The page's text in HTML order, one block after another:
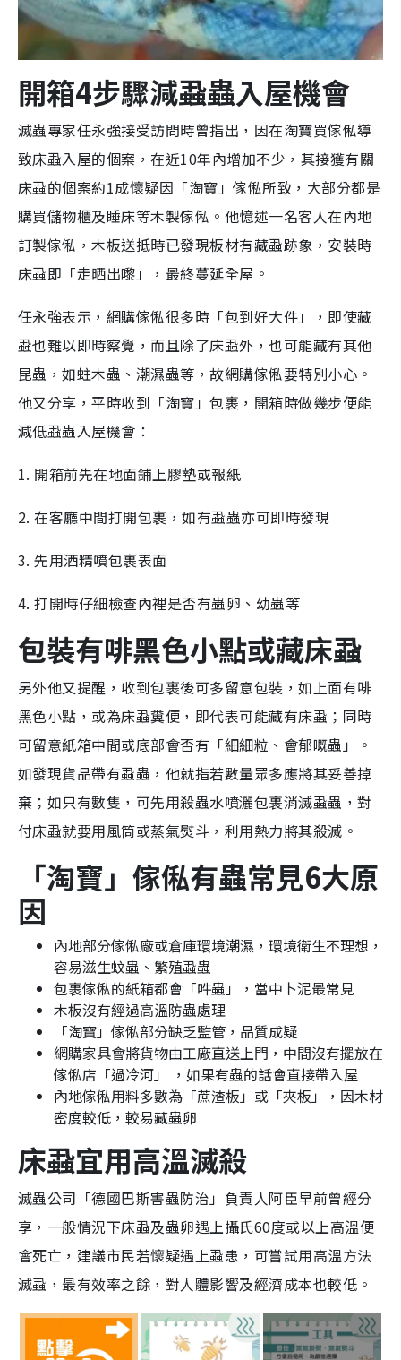
開箱4步驟減蝨蟲入屋機會
滅蟲專家任永強接受訪問時曾指出，因在淘寶買傢俬導
致床蝨入屋的個案，在近10年內增加不少，其接獲有關
床蝨的個案約1成懷疑因「淘寶」傢俬所致，大部分都是
購買儲物櫃及睡床等木製傢俬。他憶述一名客人在內地
訂製傢俬，木板送抵時已發現板材有藏蝨跡象，安裝時
床蝨即「走晒出嚟」，最終蔓延全屋。
任永強表示，網購傢俬很多時「包到好大件」，即使藏
蝨也難以即時察覺，而且除了床蝨外，也可能藏有其他
昆蟲，如蛀木蟲、潮濕蟲等，故網購傢俬要特別小心。
他又分享，平時收到「淘寶」包裹，開箱時做幾步便能
減低蝨蟲入屋機會：
1. 開箱前先在地面鋪上膠墊或報紙
2. 在客廳中間打開包裹，如有蝨蟲亦可即時發現
3. 先用酒精噴包裹表面
4. 打開時仔細檢查內裡是否有蟲卵、幼蟲等
包裝有啡黑色小點或藏床蝨
另外他又提醒，收到包裹後可多留意包裝，如上面有啡
黑色小點，或為床蝨糞便，即代表可能藏有床蝨；同時
可留意紙箱中間或底部會否有「細細粒、會郁嘅蟲」。
如發現貨品帶有蝨蟲，他就指若數量眾多應將其妥善掉
棄；如只有數隻，可先用殺蟲水噴灑包裹消滅蝨蟲，對
付床蝨就要用風筒或蒸氣熨斗，利用熱力將其殺滅。
「淘寶」傢俬有蟲常見6大原
因
內地部分傢俬廠或倉庫環境潮濕，環境衛生不理想，
容易滋生蚊蟲、繁殖蝨蟲
包裹傢俬的紙箱都會「吽蟲」，當中卜泥最常見
木板沒有經過高溫防蟲處理
「淘寶」傢俬部分缺乏監管，品質成疑
網購家具會將貨物由工廠直送上門，中間沒有擺放在
傢俬店「過冷河」 ，如果有蟲的話會直接帶入屋
內地傢俬用料多數為「蔗渣板」或「夾板」，因木材
密度較低，較易藏蟲卵
床蝨宜用高溫滅殺
滅蟲公司「德國巴斯害蟲防治」負責人阿臣早前曾經分
享，一般情況下床蝨及蟲卵遇上攝氏60度或以上高溫便
會死亡，建議市民若懷疑遇上蝨患，可嘗試用高溫方法
滅蝨，最有效率之餘，對人體影響及經濟成本也較低。